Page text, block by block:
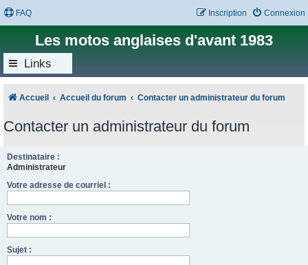
FAQ Connexion
Inscription
Les motos anglaises d'avant 1983
Links
Accueil Accueil du forum Contacter un administrateur du forum
Contacter un administrateur du forum
Destinataire :
Administrateur
Votre adresse de courriel :
Votre nom :
Sujet :